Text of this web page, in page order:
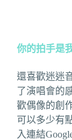
你的拍手是
還喜歡迷迷
了演唱會的
歡偶像的創
可以多少有
入連結